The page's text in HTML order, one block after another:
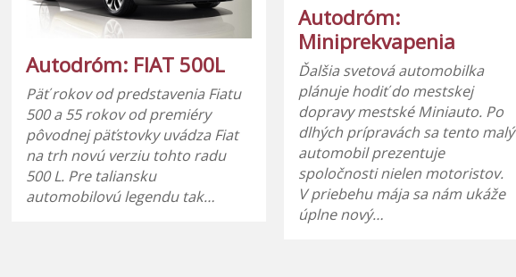
Autodróm: FIAT 500L
Päť rokov od predstavenia Fiatu
500 a 55 rokov od premiéry
pôvodnej päťstovky uvádza Fiat
na trh novú verziu tohto radu
500 L. Pre taliansku
automobilovú legendu tak…
Autodróm:
Miniprekvapenia
Ďalšia svetová automobilka
plánuje hodiť do mestskej
dopravy mestské Miniauto. Po
dlhých prípravách sa tento malý
automobil prezentuje
spoločnosti nielen motoristov.
V priebehu mája sa nám ukáže
úplne nový…